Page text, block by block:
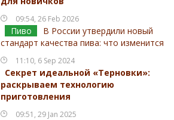
09:54, 26 Feb 2026
Пиво
В России утвердили новый
стандарт качества пива: что изменится
11:10, 6 Sep 2024
Секрет идеальной «Терновки»:
раскрываем технологию
приготовления
09:51, 29 Jan 2025